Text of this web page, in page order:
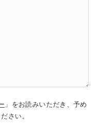
」をお読みいただき、予め
さい。